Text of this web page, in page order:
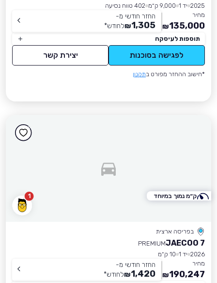
2025 יד 1 9,000 ק״מ
402 טווח נסיעה
מחיר
135,000
₪
החזר חודשי מ-
1,305
₪לחודש*
תוספות לעיסקה
לפגישה בסוכנות יצירת קשר
*חישוב ההחזר מפורט בתקנון
1
בפריסה ארצית
JAECOO 7
PREMIUM
2026 יד 1
10 ק״מ
מחיר
190,247
₪
החזר חודשי מ-
1,420
₪לחודש*
ק״מ נמוך במיוחד